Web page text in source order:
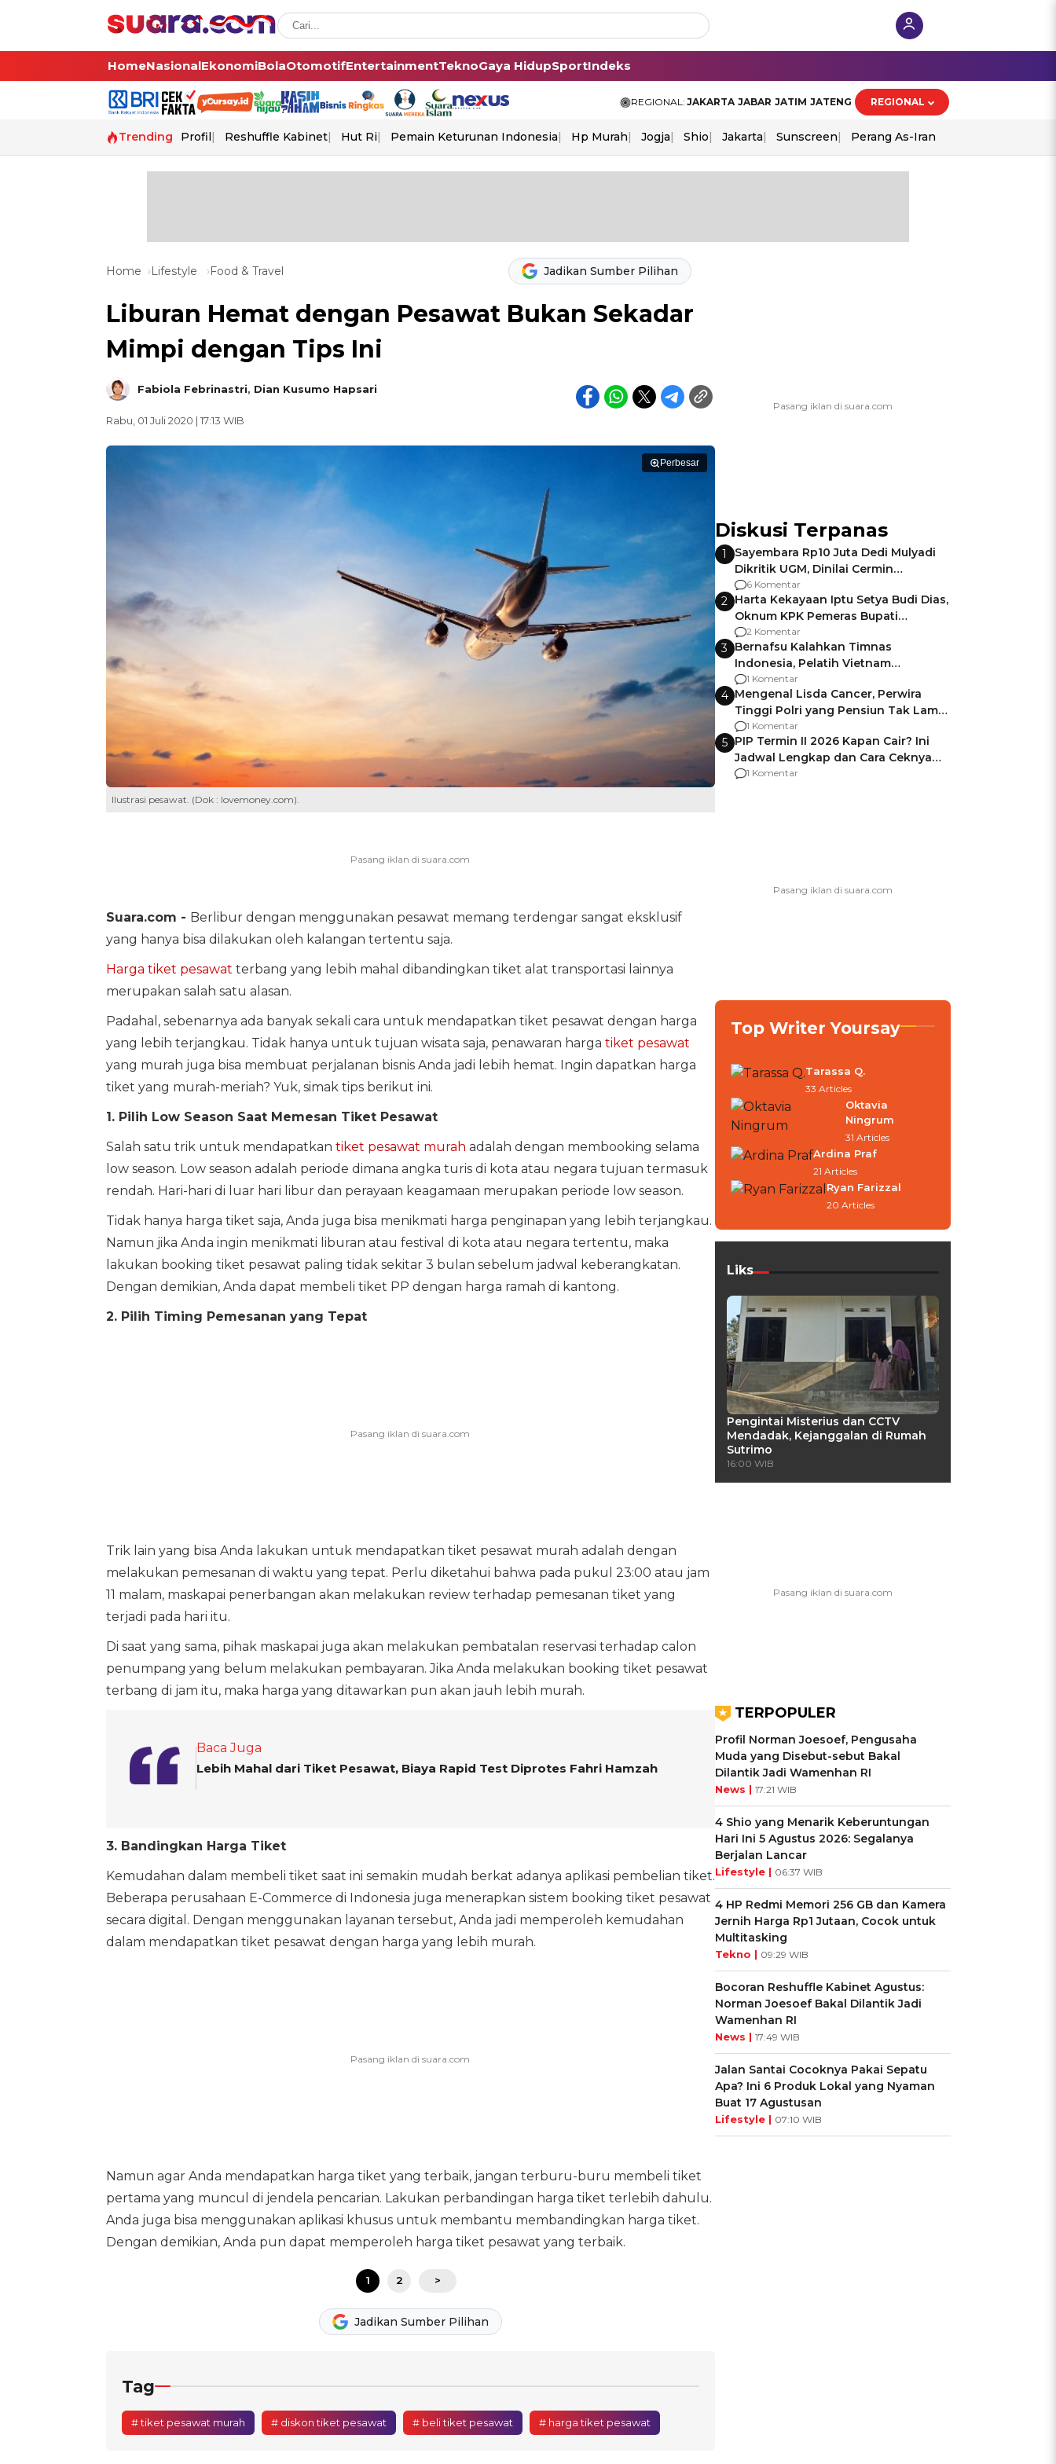
HomeNasionalEkonomiBolaOtomotifEntertainmentTeknoGaya HidupSportIndeks
REGIONAL: JAKARTA JABAR JATIM JATENG REGIONAL
Trending Profil Reshuffle Kabinet Hut Ri Pemain Keturunan Indonesia Hp Murah Jogja Shio Jakarta Sunscreen Perang As-Iran
Home Lifestyle Food & Travel Jadikan Sumber Pilihan
Liburan Hemat dengan Pesawat Bukan Sekadar
Mimpi dengan Tips Ini
Fabiola Febrinastri, Dian Kusumo Hapsari
Rabu, 01 Juli 2020 | 17:13 WIB
Perbesar
Ilustrasi pesawat. (Dok : lovemoney.com).
Suara.com - Berlibur dengan menggunakan pesawat memang terdengar sangat eksklusif
yang hanya bisa dilakukan oleh kalangan tertentu saja.
Harga tiket pesawat terbang yang lebih mahal dibandingkan tiket alat transportasi lainnya
merupakan salah satu alasan.
Padahal, sebenarnya ada banyak sekali cara untuk mendapatkan tiket pesawat dengan harga
yang lebih terjangkau. Tidak hanya untuk tujuan wisata saja, penawaran harga tiket pesawat
yang murah juga bisa membuat perjalanan bisnis Anda jadi lebih hemat. Ingin dapatkan harga
tiket yang murah-meriah? Yuk, simak tips berikut ini.
1. Pilih Low Season Saat Memesan Tiket Pesawat
Salah satu trik untuk mendapatkan tiket pesawat murah adalah dengan membooking selama
low season. Low season adalah periode dimana angka turis di kota atau negara tujuan termasuk
rendah. Hari-hari di luar hari libur dan perayaan keagamaan merupakan periode low season.
Tidak hanya harga tiket saja, Anda juga bisa menikmati harga penginapan yang lebih terjangkau.
Namun jika Anda ingin menikmati liburan atau festival di kota atau negara tertentu, maka
lakukan booking tiket pesawat paling tidak sekitar 3 bulan sebelum jadwal keberangkatan.
Dengan demikian, Anda dapat membeli tiket PP dengan harga ramah di kantong.
2. Pilih Timing Pemesanan yang Tepat
Trik lain yang bisa Anda lakukan untuk mendapatkan tiket pesawat murah adalah dengan
melakukan pemesanan di waktu yang tepat. Perlu diketahui bahwa pada pukul 23:00 atau jam
11 malam, maskapai penerbangan akan melakukan review terhadap pemesanan tiket yang
terjadi pada hari itu.
Di saat yang sama, pihak maskapai juga akan melakukan pembatalan reservasi terhadap calon
penumpang yang belum melakukan pembayaran. Jika Anda melakukan booking tiket pesawat
terbang di jam itu, maka harga yang ditawarkan pun akan jauh lebih murah.
Baca Juga
Lebih Mahal dari Tiket Pesawat, Biaya Rapid Test Diprotes Fahri Hamzah
3. Bandingkan Harga Tiket
Kemudahan dalam membeli tiket saat ini semakin mudah berkat adanya aplikasi pembelian tiket.
Beberapa perusahaan E-Commerce di Indonesia juga menerapkan sistem booking tiket pesawat
secara digital. Dengan menggunakan layanan tersebut, Anda jadi memperoleh kemudahan
dalam mendapatkan tiket pesawat dengan harga yang lebih murah.
Namun agar Anda mendapatkan harga tiket yang terbaik, jangan terburu-buru membeli tiket
pertama yang muncul di jendela pencarian. Lakukan perbandingan harga tiket terlebih dahulu.
Anda juga bisa menggunakan aplikasi khusus untuk membantu membandingkan harga tiket.
Dengan demikian, Anda pun dapat memperoleh harga tiket pesawat yang terbaik.
1 2 >
Jadikan Sumber Pilihan
Tag
# tiket pesawat murah # diskon tiket pesawat # beli tiket pesawat # harga tiket pesawat
Diskusi Terpanas
1
Sayembara Rp10 Juta Dedi Mulyadi
Dikritik UGM, Dinilai Cermin
Gagalnya Negara Jamin Keamanan
6 Komentar
2 Harta Kekayaan Iptu Setya Budi Dias,
Oknum KPK Pemeras Bupati
Pemalang
2 Komentar
3 Bernafsu Kalahkan Timnas
Indonesia, Pelatih Vietnam
Berencana Pakai Jimat di Pakansari
1 Komentar
4 Mengenal Lisda Cancer, Perwira
Tinggi Polri yang Pensiun Tak Lama
Usai Jadi Brigjen
1 Komentar
5 PIP Termin II 2026 Kapan Cair? Ini
Jadwal Lengkap dan Cara Ceknya
agar Dana Tidak Hangus!
1 Komentar
Top Writer Yoursay
Tarassa Q.
33 Articles
Oktavia
Ningrum
31 Articles
Ardina Praf
21 Articles
Ryan Farizzal
20 Articles
Liks
Pengintai Misterius dan CCTV
Mendadak, Kejanggalan di Rumah
Sutrimo
16:00 WIB
TERPOPULER
Profil Norman Joesoef, Pengusaha
Muda yang Disebut-sebut Bakal
Dilantik Jadi Wamenhan RI
News | 17:21 WIB
4 Shio yang Menarik Keberuntungan
Hari Ini 5 Agustus 2026: Segalanya
Berjalan Lancar
Lifestyle | 06:37 WIB
4 HP Redmi Memori 256 GB dan Kamera
Jernih Harga Rp1 Jutaan, Cocok untuk
Multitasking
Tekno | 09:29 WIB
Bocoran Reshuffle Kabinet Agustus:
Norman Joesoef Bakal Dilantik Jadi
Wamenhan RI
News | 17:49 WIB
Jalan Santai Cocoknya Pakai Sepatu
Apa? Ini 6 Produk Lokal yang Nyaman
Buat 17 Agustusan
Lifestyle | 07:10 WIB